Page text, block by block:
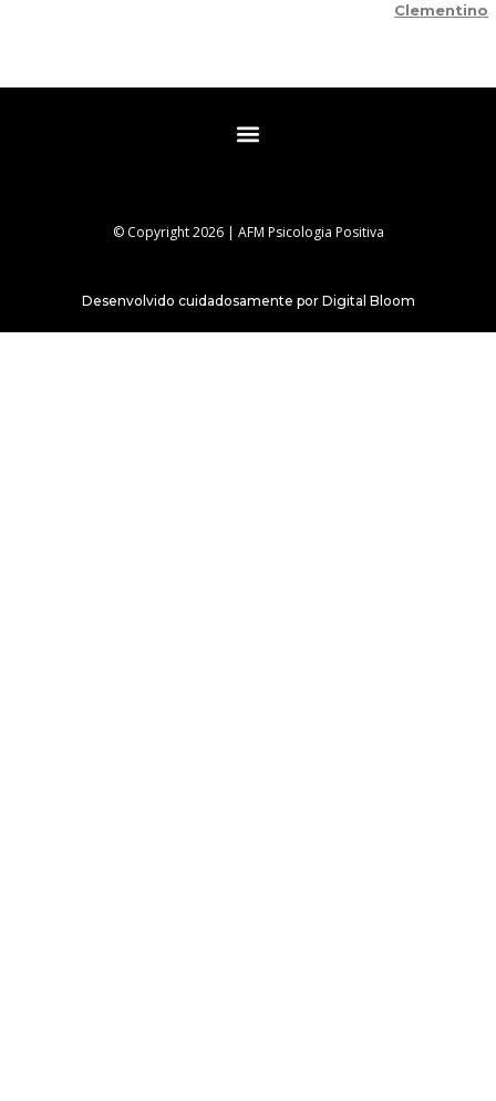
Clementino
© Copyright 2026 | AFM Psicologia Positiva
Desenvolvido cuidadosamente por Digital Bloom